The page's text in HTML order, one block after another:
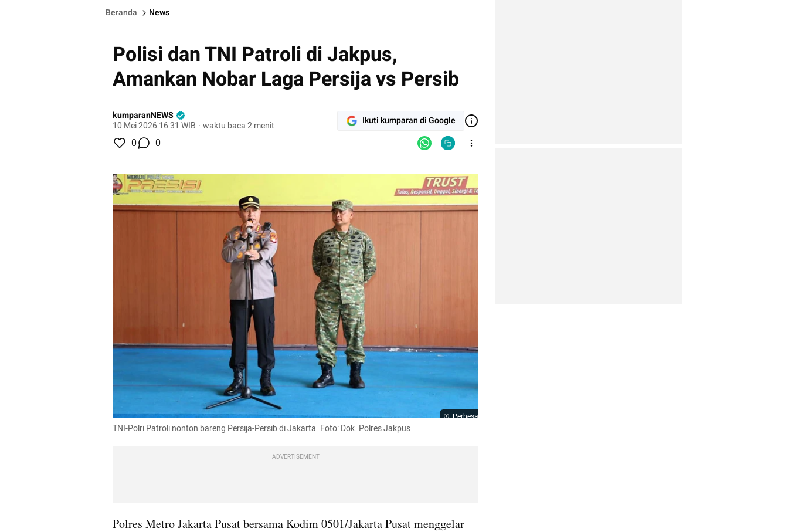
Beranda News
Polisi dan TNI Patroli di Jakpus,
Amankan Nobar Laga Persija vs Persib
kumparanNEWS
10 Mei 2026 16:31 WIB · waktu baca 2 menit Ikuti kumparan di Google
0 0
Perbesar
TNI-Polri Patroli nonton bareng Persija-Persib di Jakarta. Foto: Dok. Polres Jakpus
ADVERTISEMENT
Polres Metro Jakarta Pusat bersama Kodim 0501/Jakarta Pusat menggelar